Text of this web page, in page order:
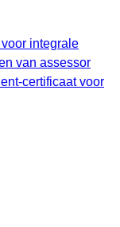
integrale
van assessor
voor